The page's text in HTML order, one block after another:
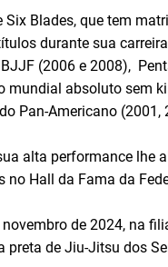
Blades, que tem
durante sua
(2006 e 2008),
mundial absoluto sem
Pan-Americano (2001,
alta performance lhe
no Hall da Fama da
de 2024, na
de Jiu-Jitsu dos